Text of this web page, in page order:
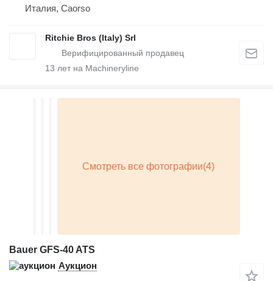
Италия, Caorso
Ritchie Bros (Italy) Srl
13 лет на Machineryline
Bauer GFS-40 ATS
Аукцион